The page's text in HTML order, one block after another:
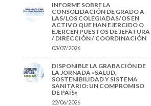
INFORME SOBRE LA
CONSOLIDACIÓN DE GRADO A
LAS/LOS COLEGIADAS/OS EN
ACTIVO QUE HAN EJERCIDO O
EJERCEN PUESTOS DE JEFATURA
/ DIRECCIÓN / COORDINACIÓN
03/07/2026
DISPONIBLE LA GRABACIÓN DE
LA JORNADA «SALUD,
SOSTENIBILIDAD Y SISTEMA
SANITARIO: UN COMPROMISO
DE PAÍS»
22/06/2026